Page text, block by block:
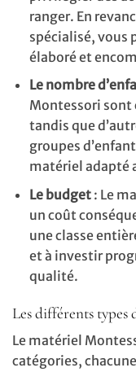
ranger. En
spécialisé, vous
élaboré et
Le nombre
Montessori sont
tandis que
groupes
matériel adapté
Le budget: Le
un coût
une classe
et à investir
qualité.
Les différents types
Le matériel
catégories,